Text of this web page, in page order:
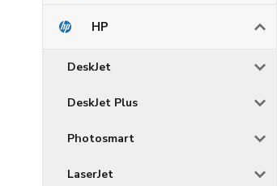
HP
DeskJet
DeskJet Plus
Photosmart
LaserJet